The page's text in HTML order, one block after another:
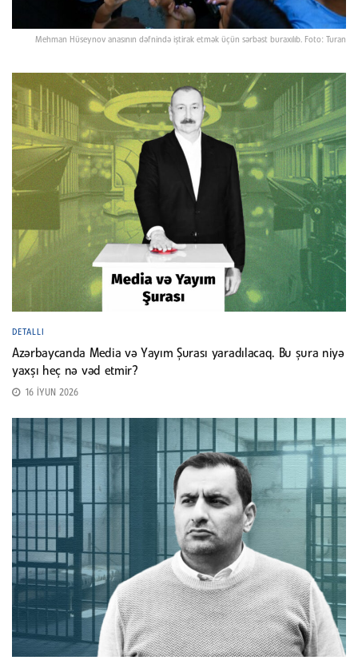
Mehman Hüseynov anasının dəfnində iştirak etmək üçün sərbəst buraxılıb. Foto: Turan
DETALLI
Azərbaycanda Media və Yayım Şurası yaradılacaq. Bu şura niyə
yaxşı heç nə vəd etmir?
16 İYUN 2026